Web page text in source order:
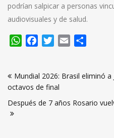
podrían salpicar a personas
audiovisuales y de salud.
WhatsApp
FacebookTwitter
Email
de
entradas
Mundial 2026: Brasil eliminó
octavos de final
Después de 7 años Rosario